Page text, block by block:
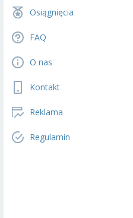
Osiągnięcia
FAQ
O nas
Kontakt
Reklama
Regulamin